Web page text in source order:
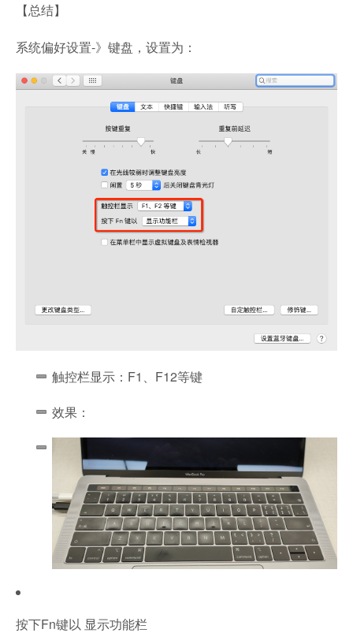
【总结】
系统偏好设置-》键盘，设置为：
触控栏显示：F1、F12等键
效果：
按下Fn键以 显示功能栏